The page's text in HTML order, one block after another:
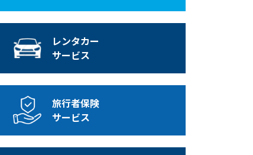
レンタカー
サービス
旅行者保険
サービス